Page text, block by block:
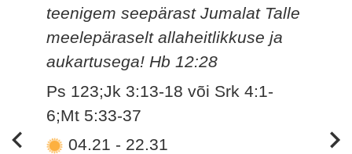
teenigem seepärast Jumalat Talle
meelepäraselt allaheitlikkuse ja
aukartusega! Hb 12:28
Ps 123;Jk 3:13-18 või Srk 4:1-
6;Mt 5:33-37
04.21 - 22.31